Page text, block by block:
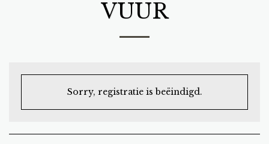
VUUR
Sorry, registratie is beëindigd.